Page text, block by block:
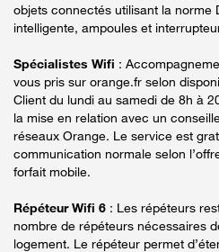
objets connectés utilisant la norme
intelligente, ampoules et
Spécialistes Wifi :
vous pris sur orange.fr selon
Client du lundi au samedi de 8h à
la mise en relation avec un
réseaux Orange. Le service est
communication normale selon
forfait mobile.
Répéteur Wifi 6 : Les répéteurs
nombre de répéteurs nécessaires
logement. Le répéteur permet